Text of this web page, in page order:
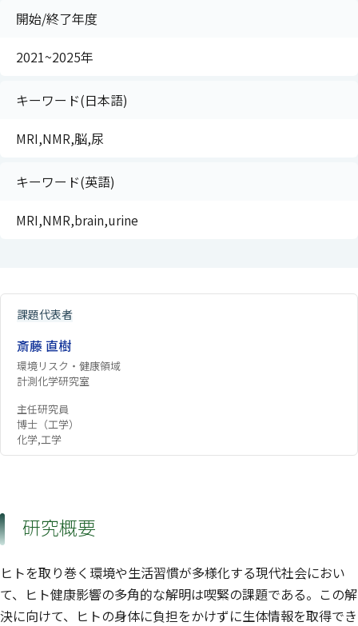
開始/終了年度
2021~2025年
キーワード(日本語)
MRI,NMR,脳,尿
キーワード(英語)
MRI,NMR,brain,urine
課題代表者
斎藤 直樹
環境リスク・健康領域
計測化学研究室
主任研究員
博士（工学）
化学,工学
研究概要
ヒトを取り巻く環境や生活習慣が多様化する現代社会におい
て、ヒト健康影響の多角的な解明は喫緊の課題である。この解
決に向けて、ヒトの身体に負担をかけずに生体情報を取得でき